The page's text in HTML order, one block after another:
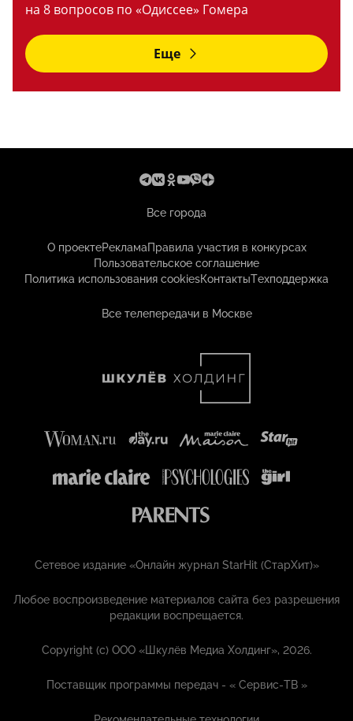
на 8 вопросов по «Одиссее» Гомера
Еще
Все города
О проектеРекламаПравила участия в конкурсах
Пользовательское соглашение
Политика использования cookiesКонтактыТехподдержка
Все телепередачи в Москве
Сетевое издание «Онлайн журнал StarHit (СтарХит)»
Любое воспроизведение материалов сайта без разрешения
редакции воспрещается.
Copyright (с) ООО «Шкулёв Медиа Холдинг», 2026.
Поставщик программы передач - «Сервис-ТВ »